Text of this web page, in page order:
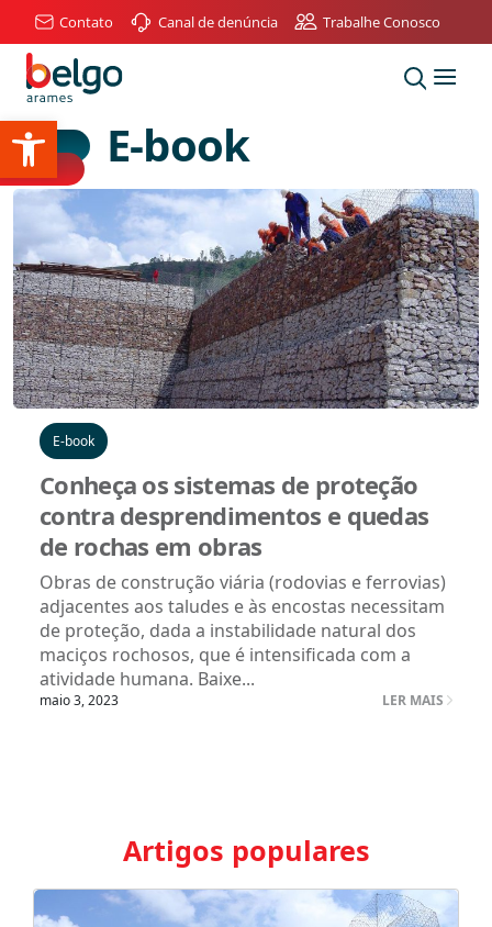
Abrir a barra de ferramentas
Contato Canal de denúncia Trabalhe Conosco
E-book
E-book
Conheça os sistemas de proteção
contra desprendimentos e quedas
de rochas em obras
Obras de construção viária (rodovias e ferrovias)
adjacentes aos taludes e às encostas necessitam
de proteção, dada a instabilidade natural dos
maciços rochosos, que é intensificada com a
atividade humana. Baixe...
maio 3, 2023 LER MAIS
Artigos populares